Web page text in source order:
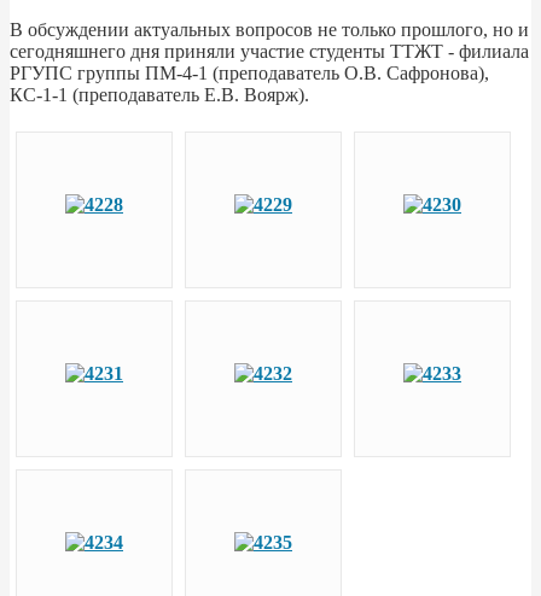
В обсуждении актуальных вопросов не только прошлого, но и
сегодняшнего дня приняли участие студенты ТТЖТ - филиала
РГУПС группы ПМ-4-1 (преподаватель О.В. Сафронова),
КС-1-1 (преподаватель Е.В. Воярж).